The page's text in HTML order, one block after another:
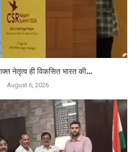
नेतृत्व ही विकसित भारत की...
August 6, 2026